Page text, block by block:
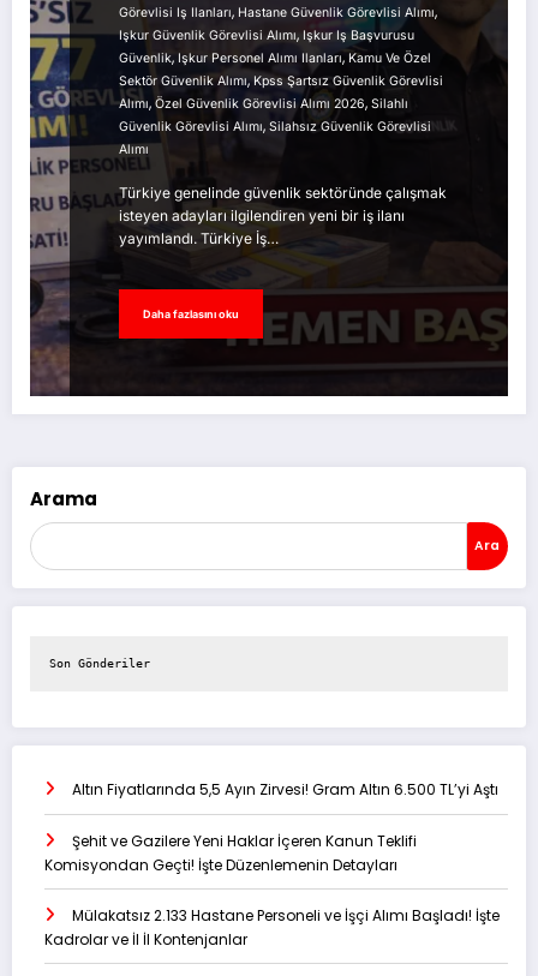
Görevlisi Iş Ilanları, Hastane Güvenlik Görevlisi Alımı,
Işkur Güvenlik Görevlisi Alımı, Işkur Iş Başvurusu
Güvenlik, Işkur Personel Alımı Ilanları,Kamu Ve Özel
Sektör Güvenlik Alımı, Kpss Şartsız Güvenlik Görevlisi
Alımı, Özel Güvenlik Görevlisi Alımı 2026, Silahlı
Güvenlik Görevlisi Alımı, Silahsız Güvenlik Görevlisi
Alımı
Türkiye genelinde güvenlik sektöründe çalışmak
isteyen adayları ilgilendiren yeni bir iş ilanı
yayımlandı. Türkiye İş…
Daha fazlasını oku
Arama
Ara
Son Gönderiler
Altın Fiyatlarında 5,5 Ayın Zirvesi! Gram Altın 6.500 TL’yi Aştı
Şehit ve Gazilere Yeni Haklar İçeren Kanun Teklifi
Komisyondan Geçti! İşte Düzenlemenin Detayları
Mülakatsız 2.133 Hastane Personeli ve İşçi Alımı Başladı! İşte
Kadrolar ve İl İl Kontenjanlar